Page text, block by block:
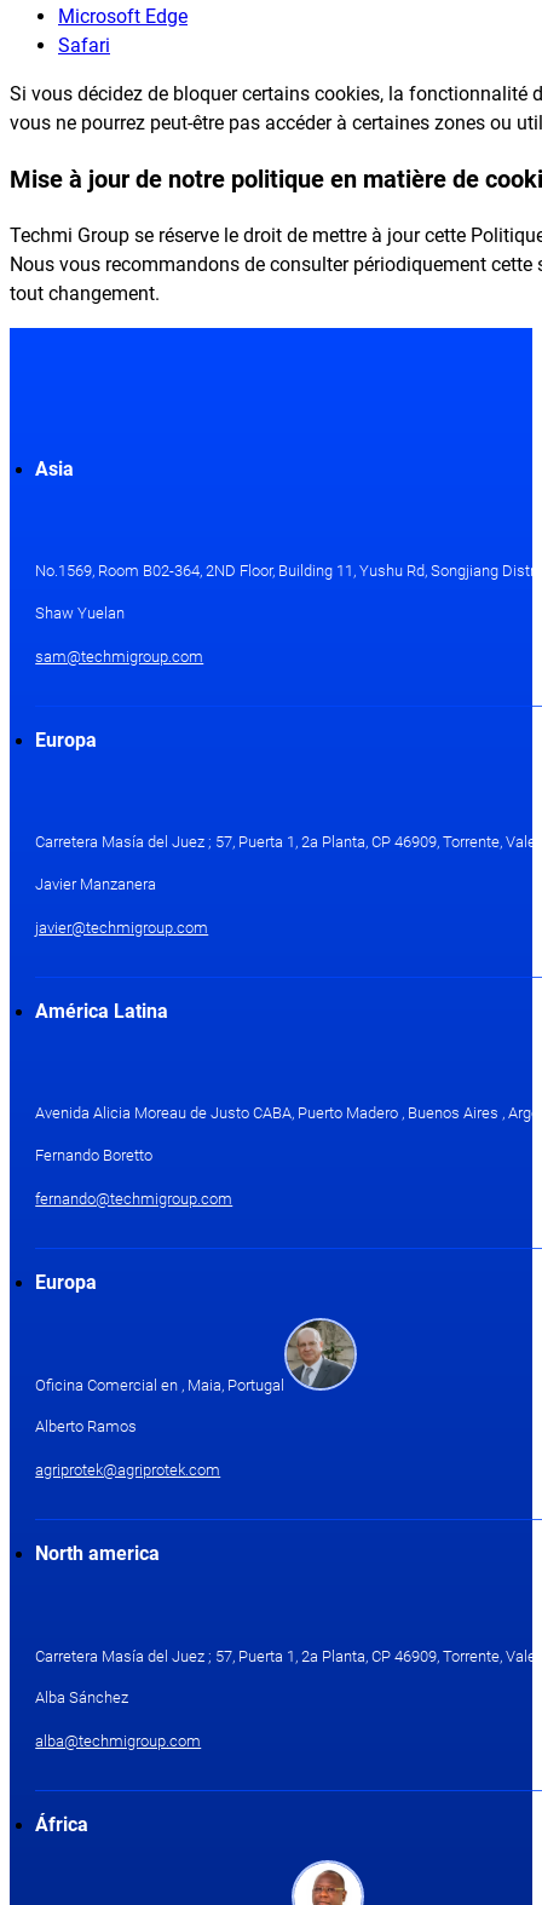
Microsoft Edge
Safari
Si vous décidez de bloquer certains cookies, la fonctionnalité
vous ne pourrez peut-être pas accéder à certaines zones ou
Mise à jour de notre politique en matière de
Techmi Group se réserve le droit de mettre à jour cette
Nous vous recommandons de consulter périodiquement cette
tout changement.
Asia
No.1569, Room B02-364, 2ND Floor, Building 11, Yushu Rd, Songjiang
Shaw Yuelan
sam@techmigroup.com
Europa
Carretera Masía del Juez ; 57, Puerta 1, 2a Planta, CP 46909, Torrente,
Javier Manzanera
javier@techmigroup.com
América Latina
Avenida Alicia Moreau de Justo CABA, Puerto Madero , Buenos Aires ,
Fernando Boretto
fernando@techmigroup.com
Europa
Oficina Comercial en , Maia, Portugal
Alberto Ramos
agriprotek@agriprotek.com
North america
Carretera Masía del Juez ; 57, Puerta 1, 2a Planta, CP 46909, Torrente,
Alba Sánchez
alba@techmigroup.com
África